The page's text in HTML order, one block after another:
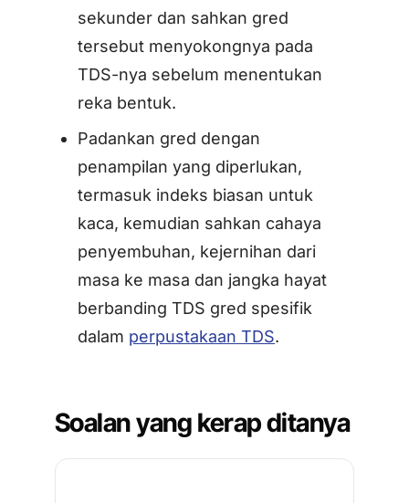
sekunder dan sahkan gred
tersebut menyokongnya pada
TDS-nya sebelum menentukan
reka bentuk.
Padankan gred dengan
penampilan yang diperlukan,
termasuk indeks biasan untuk
kaca, kemudian sahkan cahaya
penyembuhan, kejernihan dari
masa ke masa dan jangka hayat
berbanding TDS gred spesifik
dalam perpustakaan TDS.
Soalan yang kerap ditanya